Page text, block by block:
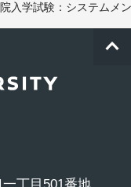
入学試験：システムメ